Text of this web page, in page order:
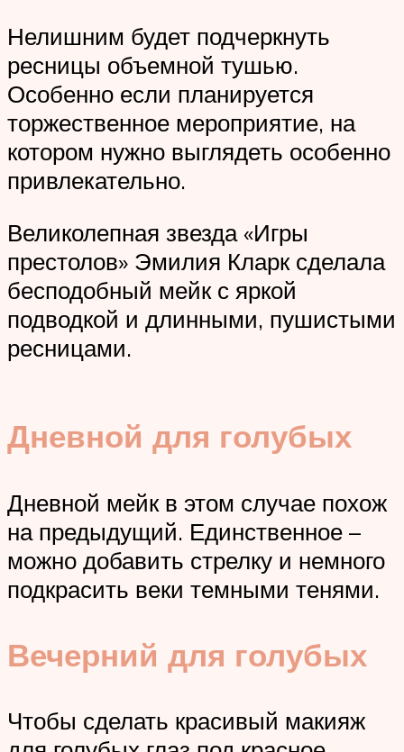
Нелишним будет подчеркнуть
ресницы объемной тушью.
Особенно если планируется
торжественное мероприятие, на
котором нужно выглядеть особенно
привлекательно.
Великолепная звезда «Игры
престолов» Эмилия Кларк сделала
бесподобный мейк с яркой
подводкой и длинными, пушистыми
ресницами.
Дневной для голубых
Дневной мейк в этом случае похож
на предыдущий. Единственное –
можно добавить стрелку и немного
подкрасить веки темными тенями.
Вечерний для голубых
Чтобы сделать красивый макияж